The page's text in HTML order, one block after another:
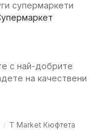
супермаркети
с най-добрите
на качествени
T Market Кюфтета